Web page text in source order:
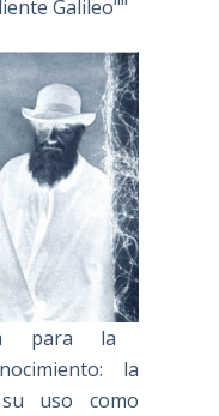
Galileo""
para la
la
uso como